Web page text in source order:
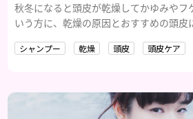
秋冬になると頭皮が乾燥してかゆみやフ
いう方に、乾燥の原因とおすすめの頭皮
シャンプー 乾燥 頭皮 頭皮ケア